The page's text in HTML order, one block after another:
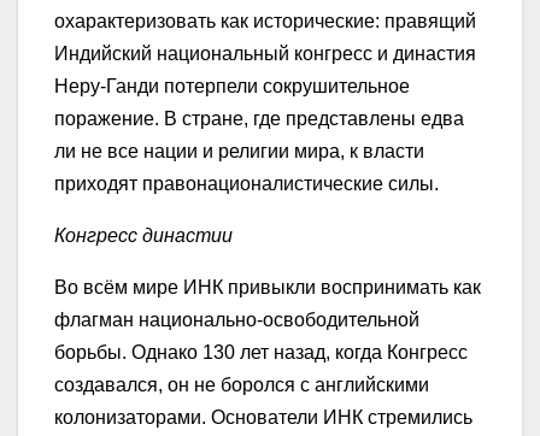
охарактеризовать как исторические: правящий
Индийский национальный конгресс и династия
Неру-Ганди потерпели сокрушительное
поражение. В стране, где представлены едва
ли не все нации и религии мира, к власти
приходят правонационалистические силы.
Конгресс династии
Во всём мире ИНК привыкли воспринимать как
флагман национально-освободительной
борьбы. Однако 130 лет назад, когда Конгресс
создавался, он не боролся с английскими
колонизаторами. Основатели ИНК стремились